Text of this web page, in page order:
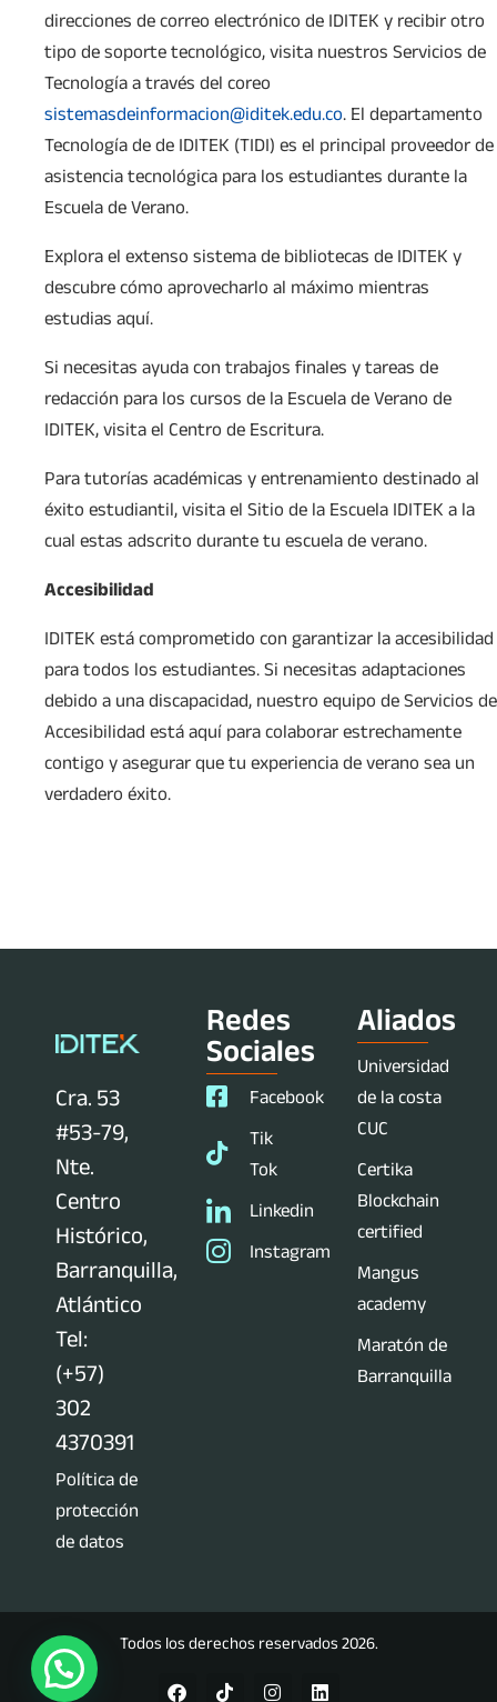
direcciones de correo electrónico de IDITEK y recibir otro
tipo de soporte tecnológico, visita nuestros Servicios de
Tecnología a través del coreo
sistemasdeinformacion@iditek.edu.co. El departamento
Tecnología de de IDITEK (TIDI) es el principal proveedor de
asistencia tecnológica para los estudiantes durante la
Escuela de Verano.
Explora el extenso sistema de bibliotecas de IDITEK y
descubre cómo aprovecharlo al máximo mientras
estudias aquí.
Si necesitas ayuda con trabajos finales y tareas de
redacción para los cursos de la Escuela de Verano de
IDITEK, visita el Centro de Escritura.
Para tutorías académicas y entrenamiento destinado al
éxito estudiantil, visita el Sitio de la Escuela IDITEK a la
cual estas adscrito durante tu escuela de verano.
Accesibilidad
IDITEK está comprometido con garantizar la accesibilidad
para todos los estudiantes. Si necesitas adaptaciones
debido a una discapacidad, nuestro equipo de Servicios de
Accesibilidad está aquí para colaborar estrechamente
contigo y asegurar que tu experiencia de verano sea un
verdadero éxito.
Cra. 53
#53-79,
Nte.
Centro
Histórico,
Barranquilla,
Atlántico
Tel:
(+57)
302
4370391
Política de
protección
de datos
Redes
Sociales
Facebook
Tik
Tok
Linkedin
Instagram
Aliados
Universidad
de la costa
CUC
Certika
Blockchain
certified
Mangus
academy
Maratón de
Barranquilla
Todos los derechos reservados 2026.